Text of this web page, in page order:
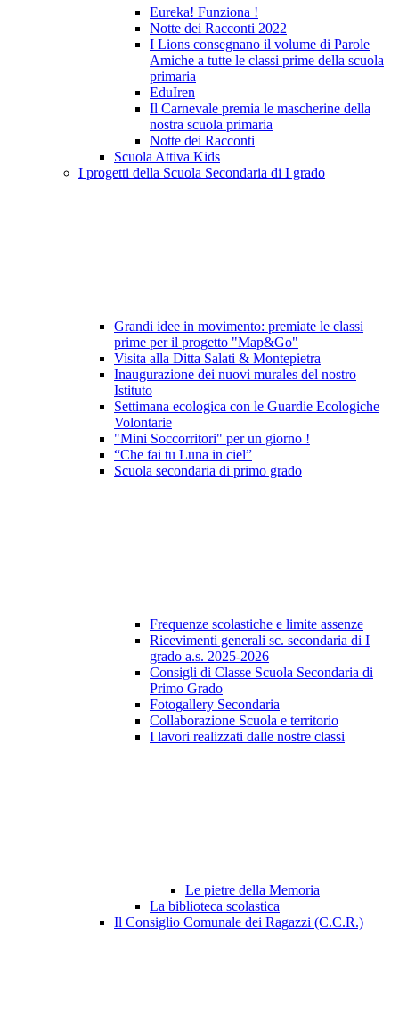
Eureka! Funziona !
Notte dei Racconti 2022
I Lions consegnano il volume di Parole
Amiche a tutte le classi prime della scuola
primaria
EduIren
Il Carnevale premia le mascherine della
nostra scuola primaria
Notte dei Racconti
Scuola Attiva Kids
I progetti della Scuola Secondaria di I grado
Grandi idee in movimento: premiate le classi
prime per il progetto "Map&Go"
Visita alla Ditta Salati & Montepietra
Inaugurazione dei nuovi murales del nostro
Istituto
Settimana ecologica con le Guardie Ecologiche
Volontarie
"Mini Soccorritori" per un giorno !
“Che fai tu Luna in ciel”
Scuola secondaria di primo grado
Frequenze scolastiche e limite assenze
Ricevimenti generali sc. secondaria di I
grado a.s. 2025-2026
Consigli di Classe Scuola Secondaria di
Primo Grado
Fotogallery Secondaria
Collaborazione Scuola e territorio
I lavori realizzati dalle nostre classi
Le pietre della Memoria
La biblioteca scolastica
Il Consiglio Comunale dei Ragazzi (C.C.R.)